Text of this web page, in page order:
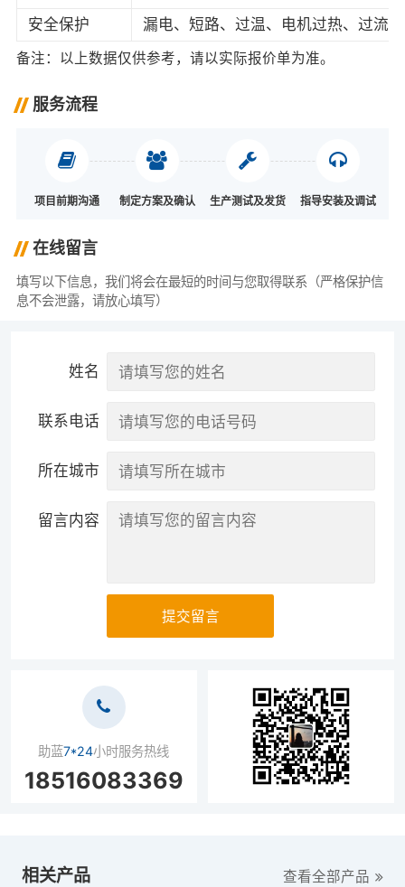
安全保护
漏电、短路、过温、电机过热、过流
备注：以上数据仅供参考，请以实际报价单为准。
服务流程
项目前期沟通 制定方案及确认 生产测试及发货 指导安装及调试
在线留言
填写以下信息，我们将会在最短的时间与您取得联系（严格保护信
息不会泄露，请放心填写）
姓名
联系电话
所在城市
留言内容
提交留言
助蓝7*24小时服务热线
18516083369
相关产品 查看全部产品